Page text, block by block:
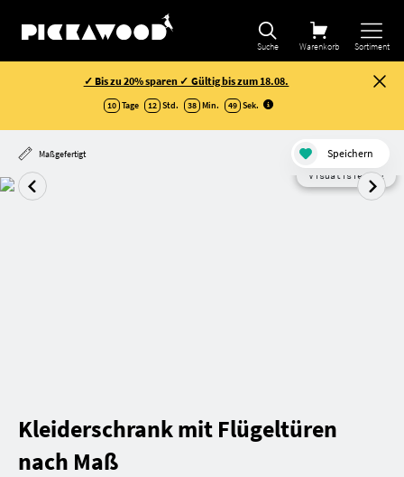
Suche Warenkorb Sortiment
✓ Bis zu 20% sparen ✓ Gültig bis zum 18.08.
10 Tage 12 Std. 38 Min. 49 Sek.
Maßgefertigt Speichern
Visualisierung
Kleiderschrank mit Flügeltüren
nach Maß